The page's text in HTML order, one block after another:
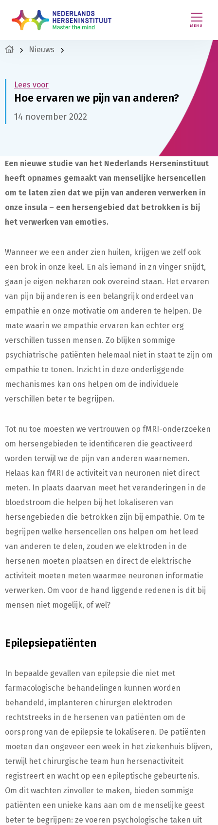
MENU
Nieuws
Lees voor
Hoe ervaren we pijn van anderen?
14 november 2022
Een nieuwe studie van het Nederlands Herseninstituut
heeft opnames gemaakt van menselijke hersencellen
om te laten zien dat we pijn van anderen verwerken in
onze insula – een hersengebied dat betrokken is bij
het verwerken van emoties.
Wanneer we een ander zien huilen, krijgen we zelf ook
een brok in onze keel. En als iemand in zn vinger snijdt,
gaan je eigen nekharen ook overeind staan. Het ervaren
van pijn bij anderen is een belangrijk onderdeel van
empathie en onze motivatie om anderen te helpen. De
mate waarin we empathie ervaren kan echter erg
verschillen tussen mensen. Zo blijken sommige
psychiatrische patiënten helemaal niet in staat te zijn om
empathie te tonen. Inzicht in deze onderliggende
mechanismes kan ons helpen om de individuele
verschillen beter te begrijpen.
Tot nu toe moesten we vertrouwen op fMRI-onderzoeken
om hersengebieden te identificeren die geactiveerd
worden terwijl we de pijn van anderen waarnemen.
Helaas kan fMRI de activiteit van neuronen niet direct
meten. In plaats daarvan meet het veranderingen in de
bloedstroom die helpen bij het lokaliseren van
hersengebieden die betrokken zijn bij empathie. Om te
begrijpen welke hersencellen ons helpen om het leed
van anderen te delen, zouden we elektroden in de
hersenen moeten plaatsen en direct de elektrische
activiteit moeten meten waarmee neuronen informatie
verwerken. Om voor de hand liggende redenen is dit bij
mensen niet mogelijk, of wel?
Epilepsiepatiënten
In bepaalde gevallen van epilepsie die niet met
farmacologische behandelingen kunnen worden
behandeld, implanteren chirurgen elektroden
rechtstreeks in de hersenen van patiënten om de
oorsprong van de epilepsie te lokaliseren. De patiënten
moeten dan ongeveer een week in het ziekenhuis blijven,
terwijl het chirurgische team hun hersenactiviteit
registreert en wacht op een epileptische gebeurtenis.
Om dit wachten zinvoller te maken, bieden sommige
patiënten een unieke kans aan om de menselijke geest
beter te begrijpen: ze voeren psychologische taken uit